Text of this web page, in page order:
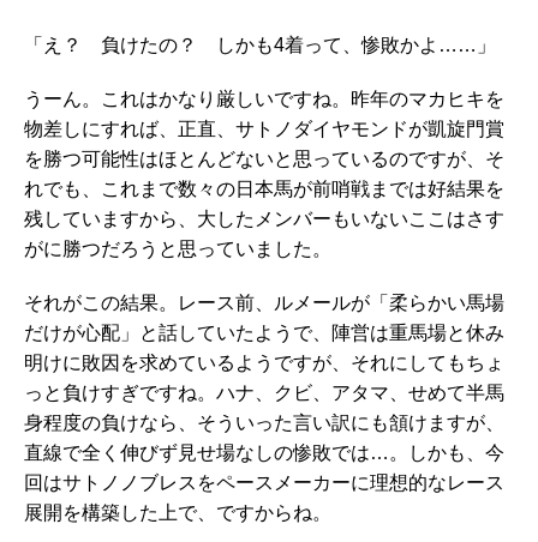
「え？ 負けたの？ しかも4着って、惨敗かよ……」
うーん。これはかなり厳しいですね。昨年のマカヒキを
物差しにすれば、正直、サトノダイヤモンドが凱旋門賞
を勝つ可能性はほとんどないと思っているのですが、そ
れでも、これまで数々の日本馬が前哨戦までは好結果を
残していますから、大したメンバーもいないここはさす
がに勝つだろうと思っていました。
それがこの結果。レース前、ルメールが「柔らかい馬場
だけが心配」と話していたようで、陣営は重馬場と休み
明けに敗因を求めているようですが、それにしてもちょ
っと負けすぎですね。ハナ、クビ、アタマ、せめて半馬
身程度の負けなら、そういった言い訳にも頷けますが、
直線で全く伸びず見せ場なしの惨敗では…。しかも、今
回はサトノノブレスをペースメーカーに理想的なレース
展開を構築した上で、ですからね。